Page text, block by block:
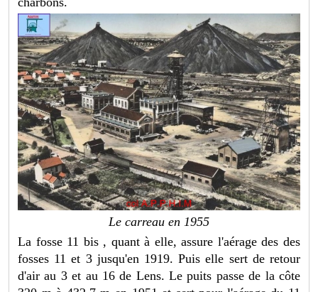
Le carreau en 1955
La fosse 11 bis , quant à elle, assure l'aérage des des
fosses 11 et 3 jusqu'en 1919. Puis elle sert de retour
d'air au 3 et au 16 de Lens. Le puits passe de la côte